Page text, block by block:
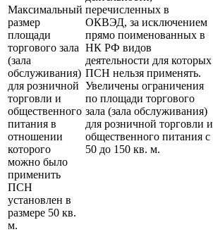
Максимальный
размер
площади
торгового зала
(зала
обслуживания)
для розничной
торговли и
общественного
питания в
отношении
которого
можно было
применить
ПСН
установлен в
размере 50 кв.
м.
перечисленных в
ОКВЭД, за исключением
прямо поименованных в
НК РФ видов
деятельности для которых
ПСН нельзя применять.
Увеличены ограничения
по площади торгового
зала (зала обслуживания)
для розничной торговли и
общественного питания с
50 до 150 кв. м.